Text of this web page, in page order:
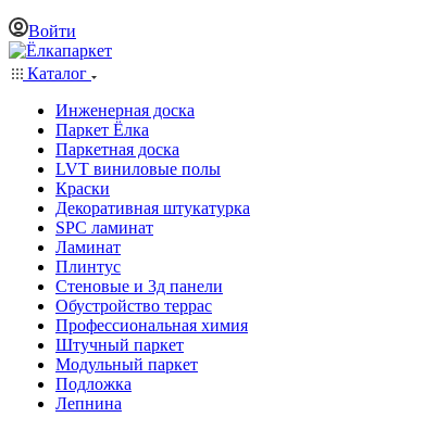
Войти
Каталог
Инженерная доска
Паркет Ёлка
Паркетная доска
LVT виниловые полы
Краски
Декоративная штукатурка
SPC ламинат
Ламинат
Плинтус
Стеновые и 3д панели
Обустройство террас
Профессиональная химия
Штучный паркет
Модульный паркет
Подложка
Лепнина